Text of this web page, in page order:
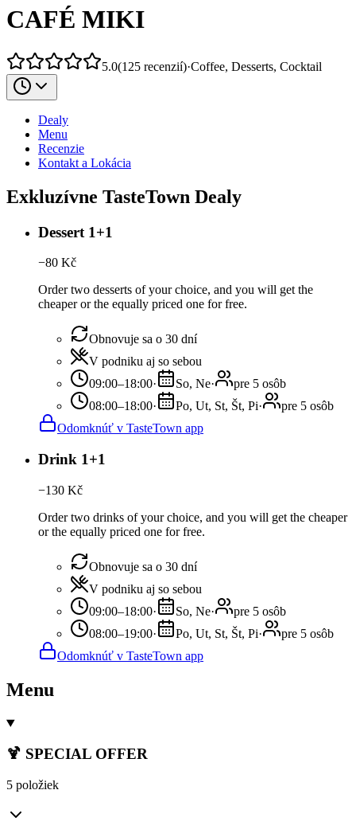
CAFÉ MIKI
5.0(125 recenzií)·Coffee, Desserts, Cocktail
Dealy
Menu
Recenzie
Kontakt a Lokácia
Exkluzívne TasteTown Dealy
Dessert 1+1
−80 Kč
Order two desserts of your choice, and you will get the
cheaper or the equally priced one for free.
Obnovuje sa o 30 dní
V podniku aj so sebou
09:00–18:00· So, Ne·
pre 5 osôb
08:00–18:00· Po, Ut, St, Št, Pi·
pre 5 osôb
Odomknúť v TasteTown app
Drink 1+1
−130 Kč
Order two drinks of your choice, and you will get the cheaper
or the equally priced one for free.
Obnovuje sa o 30 dní
V podniku aj so sebou
09:00–18:00· So, Ne·
pre 5 osôb
08:00–19:00· Po, Ut, St, Št, Pi·
pre 5 osôb
Odomknúť v TasteTown app
Menu
🍹 SPECIAL OFFER
5 položiek